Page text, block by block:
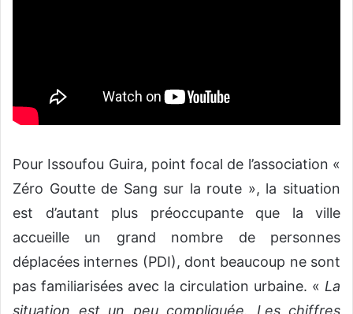
Pour Issoufou Guira, point focal de l’association «
Zéro Goutte de Sang sur la route », la situation
est d’autant plus préoccupante que la ville
accueille un grand nombre de personnes
déplacées internes (PDI), dont beaucoup ne sont
pas familiarisées avec la circulation urbaine. « La
situation est un peu compliquée. Les chiffres